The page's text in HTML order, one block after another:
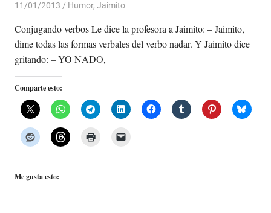
11/01/2013 Luis Castellanos
Humor, Jaimito
Conjugando verbos Le dice la profesora a Jaimito: – Jaimito,
dime todas las formas verbales del verbo nadar. Y Jaimito dice
gritando: – YO NADO,
Comparte esto:
Me gusta esto: